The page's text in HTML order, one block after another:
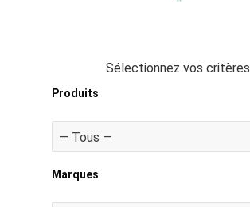
Sélectionnez vos critères
Produits
Marques